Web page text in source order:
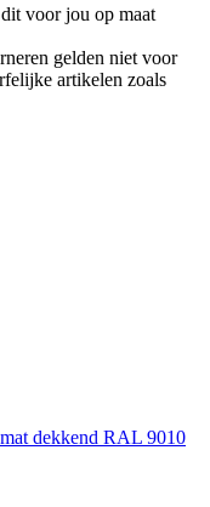
voor jou op maat
gelden niet voor
artikelen zoals
dekkend RAL 9010